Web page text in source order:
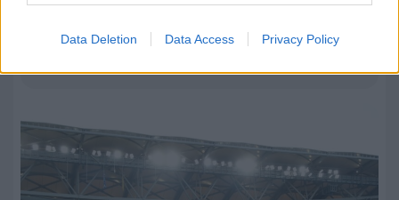
Data Deletion Data Access Privacy Policy
Athens Kallithea με ορεξάτους Βιτάλις και